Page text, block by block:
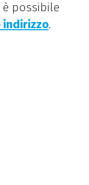
possibile
indirizzo.